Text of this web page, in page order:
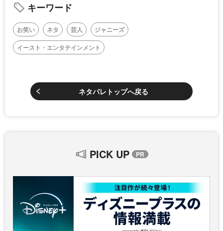
キーワード
お笑い ネタ 芸人
ジャニーズ
イースト・エンタテインメント
ネタパレトップへ戻る
PICK UP